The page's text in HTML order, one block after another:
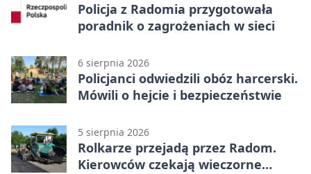
Policja z Radomia przygotowała
poradnik o zagrożeniach w sieci
6 sierpnia 2026
Policjanci odwiedzili obóz harcerski.
Mówili o hejcie i bezpieczeństwie
5 sierpnia 2026
Rolkarze przejadą przez Radom.
Kierowców czekają wieczorne